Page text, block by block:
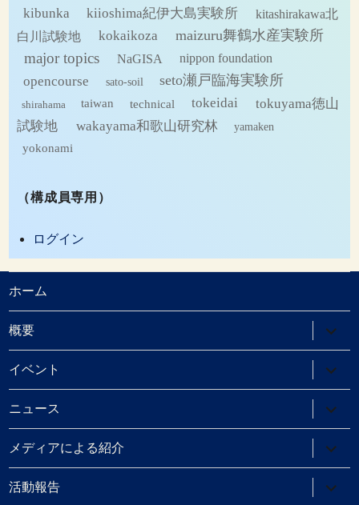
kibunka
kiioshima紀伊大島実験所
kitashirakawa北
白川試験地
kokaikoza maizuru舞鶴水産実験所
major topics NaGISA nippon foundation
opencourse sato-soil seto瀬戸臨海実験所
shirahama taiwan technical tokeidai
tokuyama徳山
試験地
wakayama和歌山研究林
yamaken
yokonami
（構成員専用）
ログイン
ホーム
概要
ブ
メ
ニ
ュ
ー
を
展
開
イベント
ブ
メ
ニ
ュ
ー
を
展
開
ニュース
ブ
メ
ニ
ュ
ー
を
展
メディアによる紹介
ブ
メ
ニ
ュ
活動報告
ブ